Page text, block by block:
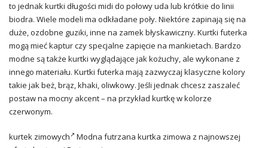
to jednak kurtki długości midi do połowy uda lub krótkie do linii
biodra. Wiele modeli ma odkładane poły. Niektóre zapinają się na
duże, ozdobne guziki, inne na zamek błyskawiczny. Kurtki futerka
mogą mieć kaptur czy specjalne zapięcie na mankietach. Bardzo
modne są także kurtki wyglądające jak kożuchy, ale wykonane z
innego materiału. Kurtki futerka mają zazwyczaj klasyczne kolory
takie jak beż, brąz, khaki, oliwkowy. Jeśli jednak chcesz zaszaleć
postaw na mocny akcent – na przykład kurtkę w kolorze
czerwonym.
kurtek zimowych
Modna futrzana kurtka zimowa z najnowszej